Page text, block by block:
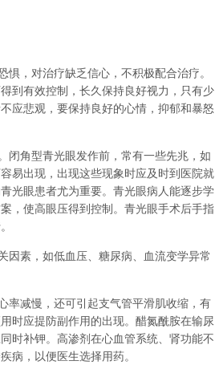
，对治疗缺乏信心，不积极配合治疗。
到有效控制，长久保持良好视力，只有少
应悲观，要保持良好的心情，抑郁和暴怒
闭角型青光眼发作前，常有一些先兆，如
易出现，出现这些现象时应及时到医院就
光眼患者尤为重要。青光眼病人能逐步学
，使高眼压得到控制。青光眼手术后手指
因素，如低血压、糖尿病、血流变学异常
率减慢，还可引起支气管平滑肌收缩，有
时应提防副作用的出现。醋氮酰胺在输尿
时补钾。高渗剂在心血管系统、肾功能不
病，以便医生选择用药。